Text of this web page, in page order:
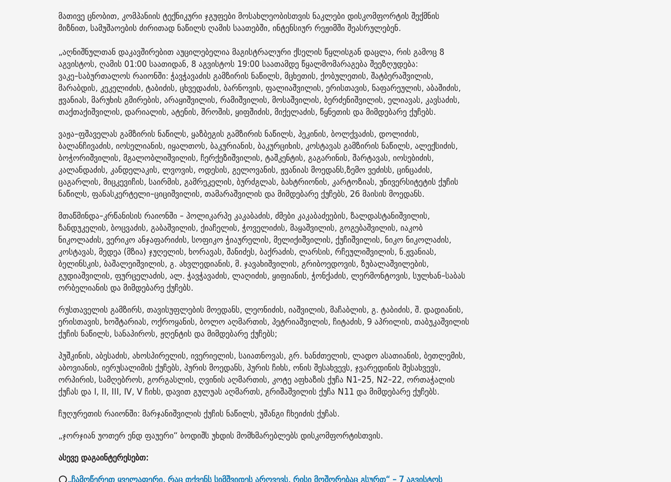
მათივე ცნობით, კომპანიის ტექნიკური ჯგუფები მოსახლეობისთვის ნაკლები დისკომფორტის შექმნის
მიზნით, სამუშაოების ძირითად ნაწილს ღამის საათებში, ინტენსიურ რეჟიმში შეასრულებენ.
„აღნიშნულთან დაკავშირებით აუცილებელია მაგისტრალური ქსელის წყლისგან დაცლა, რის გამოც 8
აგვისტოს, ღამის 01:00 საათიდან, 8 აგვისტოს 19:00 საათამდე წყალმომარაგება შეეზღუდება:
ვაკე-საბურთალოს რაიონში: ჭავჭავაძის გამზირის ნაწილს, მცხეთის, ქობულეთის, შატბერაშვილის,
მარაბდის, კეკელიძის, ტაბიძის, ცხვედაძის, ბარნოვის, ფალიაშვილის, ერისთავის, ნაფარეულის, აბაშიძის,
ჟვანიას, მარუხის გმირების, არაყიშვილის, რამიშვილის, მოსაშვილის, ბერძენიშვილის, ელიავას, კავსაძის,
თაქთაქიშვილის, დარიალის, ატენის, შროშის, ყიფშიძის, მიქელაძის, წყნეთის და მიმდებარე ქუჩებს.
ვაჟა-ფშაველას გამზირის ნაწილს, ყაზბეგის გამზირის ნაწილს, პეკინის, ბოლქვაძის, დოლიძის,
ბალანჩივაძის, იოსელიანის, იყალთოს, ბაკურიანის, ბაკურციხის, კოსტავას გამზირის ნაწილს, ალექსიძის,
ბოჭორიშვილის, მგალობლიშვილის, ჩერქეზიშვილის, ტაშკენტის, გაგარინის, შარტავას, იოსებიძის,
კალანდაძის, კანდელაკის, ლვოვის, ოდესის, გელოვანის, ჟვანიას მოედანს,ზემო ვეძისს, ცინცაძის,
ცაგარლის, მიცკევიჩის, საირმის, გამრეკელის, ბურძგლას, ბახტრიონის, კარტოზიას, უნივერსიტეტის ქუჩის
ნაწილს, ფანასკერტელი-ციციშვილის, თამარაშვილის და მიმდებარე ქუჩებს, 26 მაისის მოედანს.
მთაწმინდა-კრწანისის რაიონში - პოლიკარპე კაკაბაძის, ძმები კაკაბაძეების, ზალდასტანიშვილის,
ზანდუკელის, ბოცვაძის, გაბაშვილის, ქიაჩელის, ჭოველიძის, მაყაშვილის, გოგებაშვილის, იაკობ
ნიკოლაძის, ვერიკო ანჯაფარიძის, სოფიკო ჭიაურელის, მელიქიშვილის, ქუჩიშვილის, ნიკო ნიკოლაძის,
კოსტავას, მედეა (მზია) ჯუღელის, ხორავას, შანიძეს, ბაქრაძის, ლარსის, რჩეულიშვილის, ნ.ჟვანიას,
ბელინსკის, ბაშალეიშვილის, გ. ახვლედიანის, მ. ჯავახიშვილის, გრიბოედოვის, ზუბალაშვილების,
გუდიაშვილის, ფურცელაძის, ალ. ჭავჭავაძის, ლაღიძის, ყიფიანის, ჭონქაძის, ლერმონტოვის, სულხან-საბას
ორბელიანის და მიმდებარე ქუჩებს.
რუსთაველის გამზირს, თავისუფლების მოედანს, ლეონიძის, იაშვილის, მაჩაბლის, გ. ტაბიძის, შ. დადიანის,
ერისთავის, ხოშტარიას, ოქროყანის, ბოლო აღმართის, პეტრიაშვილის, ჩიტაძის, 9 აპრილის, თაბუკაშვილის
ქუჩის ნაწილს, სანაპიროს, ჟღენტის და მიმდებარე ქუჩებს;
პუშკინის, აბესაძის, ახოსპირელის, ივერიელის, საიათნოვას, გრ. ხანძთელის, ლადო ასათიანის, ბეთლემის,
აბოვიანის, იერუსალიმის ქუჩებს, პურის მოედანს, პურის ჩიხს, ონის შესახვევს, ჯვარედინის შესახვევს,
ორპირის, სამღებროს, გორგასლის, ღვინის აღმართის, კოტე აფხაზის ქუჩა N1-25, N2-22, ორთაჭალის
ქუჩას და I, II, III, IV, V ჩიხს, დავით გულუას აღმართს, გრიშაშვილის ქუჩა N11 და მიმდებარე ქუჩებს.
ჩუღურეთის რაიონში: მარჯანიშვილის ქუჩის ნაწილს, უშანგი ჩხეიძის ქუჩას.
„ჯორჯიან უოთერ ენდ ფაუერი“ ბოდიშს უხდის მომხმარებლებს დისკომფორტისთვის.
ასევე დაგაინტერესებთ:
⭕„ჩამოწერეთ ყველაფერი, რაც თქვენს სიმშვიდეს არღვევს, რისი მოშორებაც გსურთ“ - 7 აგვისტოს